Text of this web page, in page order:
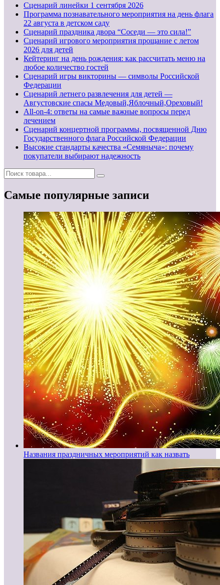
Cценарий линейки 1 сентября 2026
Программа познавательного мероприятия на день флага
22 августа в детском саду
Сценарий праздника двора “Соседи — это сила!”
Сценарий игрового мероприятия прощание с летом
2026 для детей
Кейтеринг на день рождения: как рассчитать меню на
любое количество гостей
Сценарий игры викторины — символы Российской
Федерации
Сценарий летнего развлечения для детей —
Августовские спасы Медовый,Яблочный,Ореховый!
All-on-4: ответы на самые важные вопросы перед
лечением
Сценарий концертной программы, посвященной Дню
Государственного флага Российской Федерации
Высокие стандарты качества «Семяныча»: почему
покупатели выбирают надежность
Самые популярные записи
Названия праздничных мероприятий как назвать